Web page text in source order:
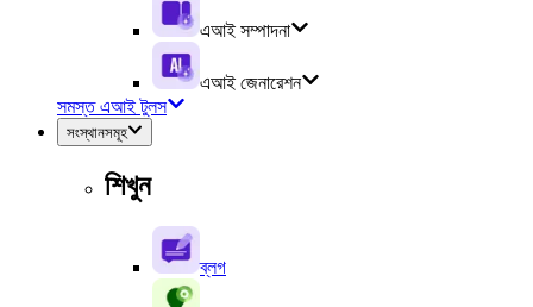
এআই সম্পাদনা
এআই জেনারেশন
সমস্ত এআই টুলস
সংস্থানসমূহ
শিখুন
ব্লগ